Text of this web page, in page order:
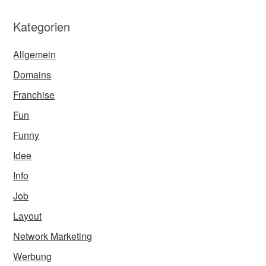
Kategorien
Allgemein
Domains
Franchise
Fun
Funny
Idee
Info
Job
Layout
Network Marketing
Werbung